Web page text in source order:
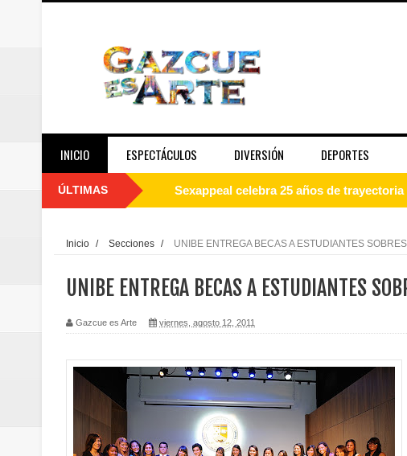
INICIO ESPECTÁCULOS DIVERSIÓN DEPORTES
ÚLTIMAS Sexappeal celebra 25 años de
Maridalia Hernández y El Canario se
Domingo
Doctor Leonardo Aguilera afirma que
del mapa del hambre
Banreservas y sus filiales realizan en
Banreservas inaugura oficina en el
Inicio / Secciones / UNIBE ENTREGA BECAS A ESTUDIANTES
UNIBE ENTREGA BECAS A ESTUDIANTES
Gazcue es Arte viernes, agosto 12, 2011